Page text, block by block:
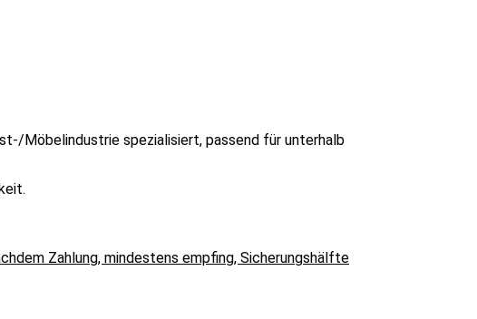
Möbelindustrie spezialisiert, passend für unterhalb
Zahlung, mindestens empfing, Sicherungshälfte